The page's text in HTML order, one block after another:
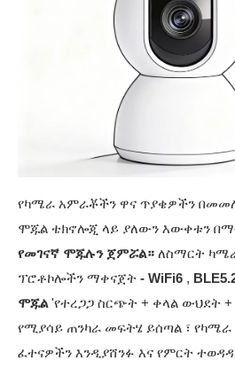
የካሜራ አምራቾችን ዋና ጥያቄዎችን
ሞጁል ቴክኖሎጂ ላይ ያለውን እውቀቱን
የመገናኛ ሞጁሉን ጀምሯል። ለስማርት
ፕሮቶኮሎችን ማቀናጀት - WiFi6 ,
ሞጁል 'የተረጋጋ ስርጭት + ቀላል ውህደት
የሚያሳይ ጠንካራ መፍትሄ ይሰጣል ፣
ፈተናዎችን እንዲያሸንፉ እና የምርት